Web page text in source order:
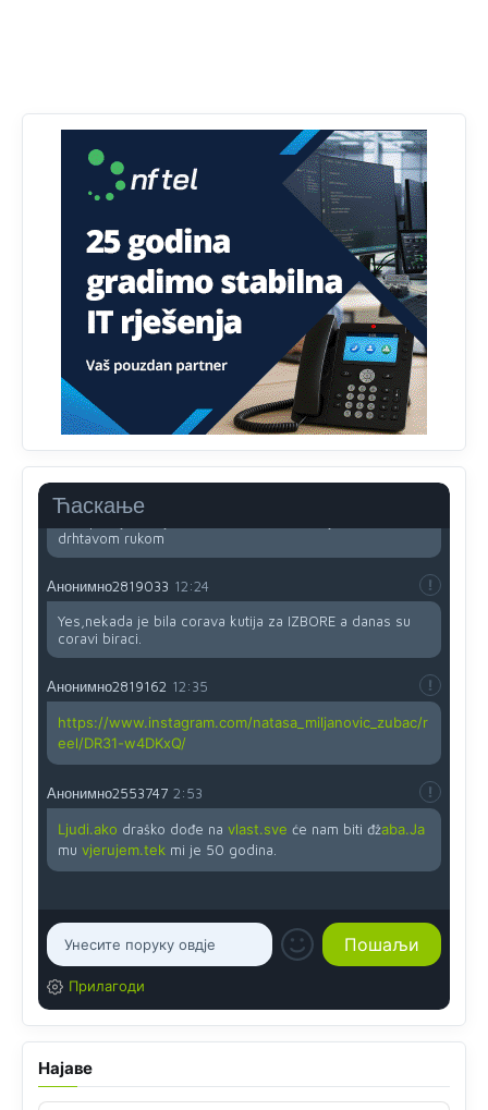
Ћаскање
Prema podacima o informaciono-komunikacionim
tehnologijama, čak 33,4% domaćinstava u BiH uopšte
nema pristup računaru bilo koje vrste (desktop, laptop ili
Анонимно2818605 11:34
Najveći dio populacije starije od 65 godina uopšte ne
koristi internet, niti ima pristup računarima
Анонимно2818605 11:45
Uvođenje pravila da se umjesto dosadašnjeg znaka "X"
(krstića) kružić ispred kandidata mora u potpunosti
obojiti (popuniti) uvedeno je isključivo zbog tehničkih
zahtjeva optičkih skenera.
Анонимно2818605 11:45
Ovo pravilo jeste unijelo opravdan strah, posebno kada
drhtavom rukom
Анонимно2819033 12:24
Yes,nekada je bila corava kutija za IZBORE a danas su
coravi biraci.
Анонимно2819162 12:35
https://www.instagram.com/natasa_miljanovic_zubac/r
eel/DR31-w4DKxQ/
Анонимно2553747 2:53
Ljudi.ako draško dođe na vlast.sve će nam biti đžaba.Ja
mu vjerujem.tek mi je 50 godina.
Прилагоди
Најаве